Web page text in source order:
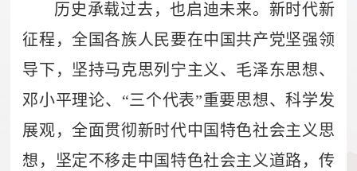
历史承载过去，也启迪未来。新时代新
征程，全国各族人民要在中国共产党坚强领
导下，坚持马克思列宁主义、毛泽东思想、
邓小平理论、“三个代表”重要思想、科学发
展观，全面贯彻新时代中国特色社会主义思
想，坚定不移走中国特色社会主义道路，传